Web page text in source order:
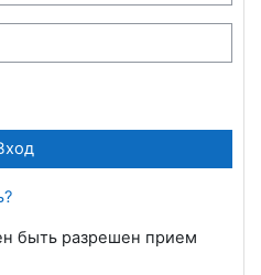
быть разрешен прием